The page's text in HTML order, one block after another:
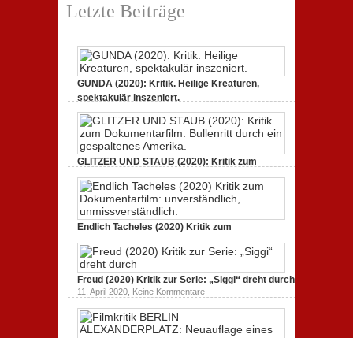
Letzte Beiträge
GUNDA (2020): Kritik. Heilige Kreaturen,
spektakulär inszeniert.
GUNDA
(2020):
Kritik.
Kreaturen,
spektakulär
GLITZER UND STAUB (2020): Kritik zum
Dokumentarfilm. Bullenritt durch ein
gespaltenes Amerika.
3. Oktober 2020,Keine Kommentarezu
UND
STAUB
Kritik
zum
Bullenritt
durch
ein
Endlich Tacheles (2020) Kritik zum
Dokumentarfilm: unverständlich,
unmissverständlich.
19. Mai 2020,Keine Kommentare
Endlich
Tacheles
(2020)
unverständlich,
Freud (2020) Kritik zur Serie: „Siggi“ dreht durch
11. April 2020, Keine Kommentarezu
Freud
(2020)
zur